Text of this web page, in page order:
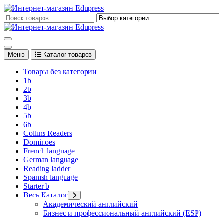
Перейти
к
содержимому
Edupress Uzbekistan, Edupress Узбекистан, книги, учебники на
Меню Каталог товаров
Товары без категории
1b
2b
3b
4b
5b
6b
Collins Readers
Dominoes
French language
German language
Reading ladder
Spanish language
Starter b
Весь Каталог
Академический английский
Бизнес и профессиональный английский (ESP)